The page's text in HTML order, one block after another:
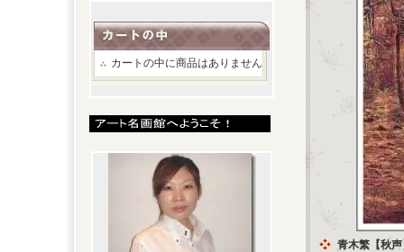
カートの中に商品はありません
青木繁【秋声